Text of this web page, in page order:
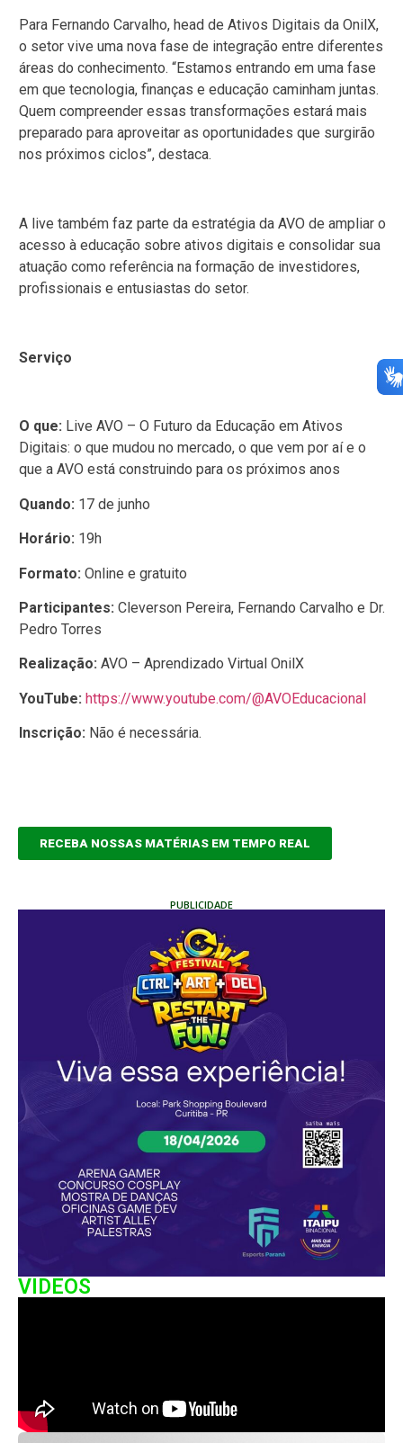
Para Fernando Carvalho, head de Ativos Digitais da OnilX,
o setor vive uma nova fase de integração entre diferentes
áreas do conhecimento. “Estamos entrando em uma fase
em que tecnologia, finanças e educação caminham juntas.
Quem compreender essas transformações estará mais
preparado para aproveitar as oportunidades que surgirão
nos próximos ciclos”, destaca.
A live também faz parte da estratégia da AVO de ampliar o
acesso à educação sobre ativos digitais e consolidar sua
atuação como referência na formação de investidores,
profissionais e entusiastas do setor.
Serviço
O que: Live AVO – O Futuro da Educação em Ativos
Digitais: o que mudou no mercado, o que vem por aí e o
que a AVO está construindo para os próximos anos
Quando: 17 de junho
Horário: 19h
Formato: Online e gratuito
Participantes: Cleverson Pereira, Fernando Carvalho e Dr.
Pedro Torres
Realização: AVO – Aprendizado Virtual OnilX
YouTube: https://www.youtube.com/@AVOEducacional
Inscrição: Não é necessária.
RECEBA NOSSAS MATÉRIAS EM TEMPO REAL
PUBLICIDADE
VIDEOS